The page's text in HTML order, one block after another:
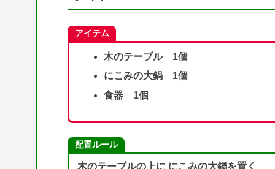
アイテム
木のテーブル 1個
にこみの大鍋 1個
食器 1個
配置ルール
木のテーブルの上に にこみの大鍋を置く